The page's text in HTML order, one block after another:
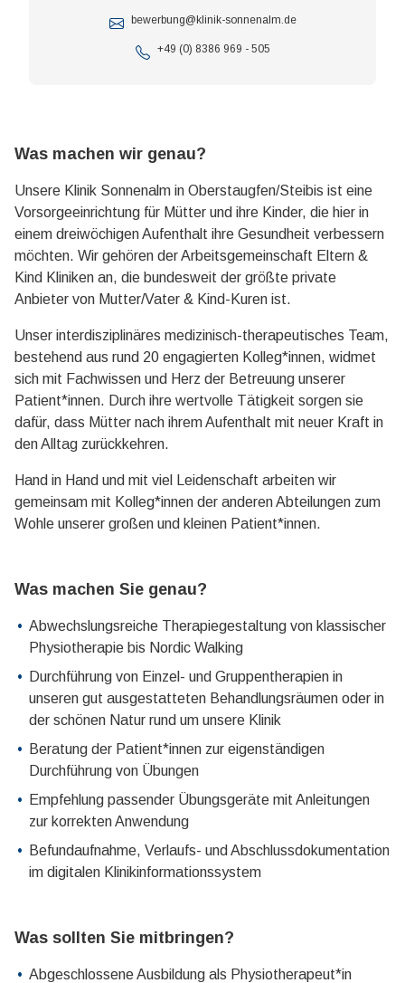
bewerbung@klinik-sonnenalm.de
+49 (0) 8386 969 - 505
Was machen wir genau?
Unsere Klinik Sonnenalm in Oberstaugfen/Steibis ist eine
Vorsorgeeinrichtung für Mütter und ihre Kinder, die hier in
einem dreiwöchigen Aufenthalt ihre Gesundheit verbessern
möchten. Wir gehören der Arbeitsgemeinschaft Eltern &
Kind Kliniken an, die bundesweit der größte private
Anbieter von Mutter/Vater & Kind-Kuren ist.
Unser interdisziplinäres medizinisch-therapeutisches Team,
bestehend aus rund 20 engagierten Kolleg*innen, widmet
sich mit Fachwissen und Herz der Betreuung unserer
Patient*innen. Durch ihre wertvolle Tätigkeit sorgen sie
dafür, dass Mütter nach ihrem Aufenthalt mit neuer Kraft in
den Alltag zurückkehren.
Hand in Hand und mit viel Leidenschaft arbeiten wir
gemeinsam mit Kolleg*innen der anderen Abteilungen zum
Wohle unserer großen und kleinen Patient*innen.
Was machen Sie genau?
Abwechslungsreiche Therapiegestaltung von klassischer
Physiotherapie bis Nordic Walking
Durchführung von Einzel- und Gruppentherapien in
unseren gut ausgestatteten Behandlungsräumen oder in
der schönen Natur rund um unsere Klinik
Beratung der Patient*innen zur eigenständigen
Durchführung von Übungen
Empfehlung passender Übungsgeräte mit Anleitungen
zur korrekten Anwendung
Befundaufnahme, Verlaufs- und Abschlussdokumentation
im digitalen Klinikinformationssystem
Was sollten Sie mitbringen?
Abgeschlossene Ausbildung als Physiotherapeut*in